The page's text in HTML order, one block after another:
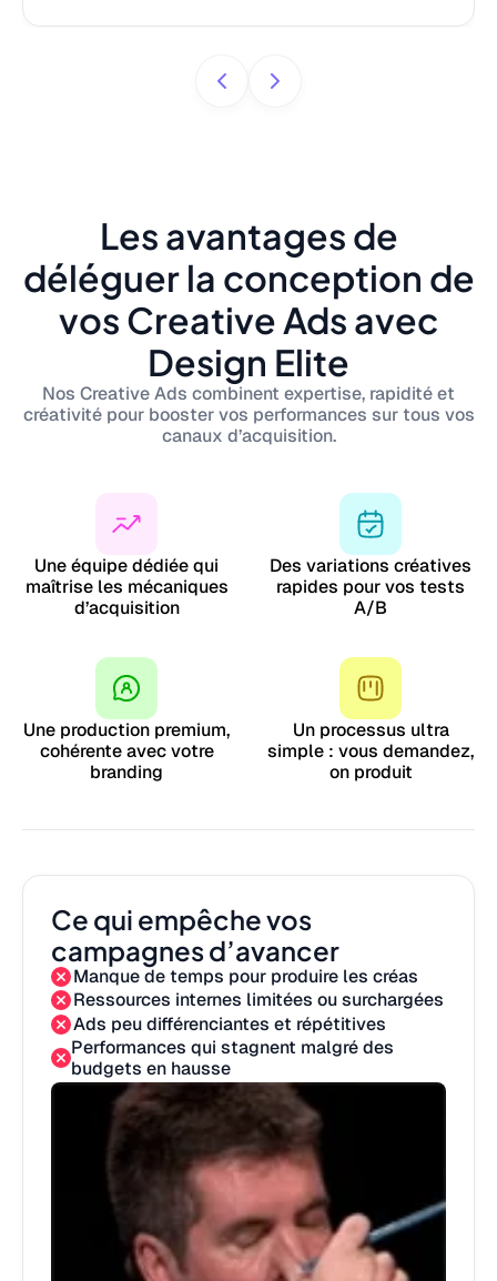
Les avantages de
déléguer la conception de
vos Creative Ads avec
Design Elite
Nos Creative Ads combinent expertise, rapidité et
créativité pour booster vos performances sur tous vos
canaux d’acquisition.
Une équipe dédiée qui
maîtrise les mécaniques
d’acquisition
Des variations créatives
rapides pour vos tests
A/B
Une production premium,
cohérente avec votre
branding
Un processus ultra
simple : vous demandez,
on produit
Ce qui empêche vos
campagnes d’avancer
Manque de temps pour produire les créas
Ressources internes limitées ou surchargées
Ads peu différenciantes et répétitives
Performances qui stagnent malgré des
budgets en hausse